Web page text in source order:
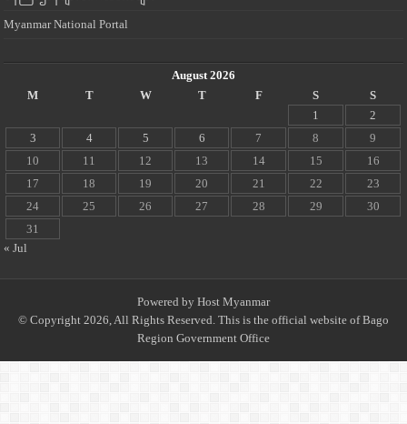
Myanmar National Portal
August 2026
M
T W T F S
S
1
2
3
4 5 6 7 8
9
10
11 12 13 14 15
16
17
18 19 20 21 22
23
24
25 26 27 28 29
30
31
« Jul
Powered by Host Myanmar
© Copyright 2026, All Rights Reserved. This is the official website of Bago
Region Government Office